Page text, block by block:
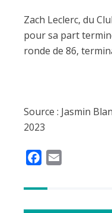
Zach Leclerc, du
pour sa part
ronde de 86,
Source : Jasmin
2023
c